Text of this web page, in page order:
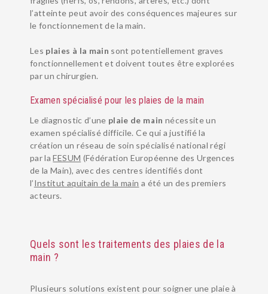
PATHOLOGIES
EQUIPE
URGENCES MAIN
INSTITUT
RÉÉDUCATION ET ORTHÈSE
SUIVI POST-OPÉRATOIRE
l’atteinte peut avoir des conséquences majeures sur
le fonctionnement de la main.
Les plaies à la main sont potentiellement graves
fonctionnellement et doivent toutes être explorées
par un chirurgien.
Examen spécialisé pour les plaies de la main
Le diagnostic d’une plaie de main nécessite un
examen spécialisé difficile. Ce qui a justifié la
création un réseau de soin spécialisé national régi
par laFESUM (Fédération Européenne des Urgences
de la Main), avec des centres identifiés dont
l’Institut aquitain de la main a été un des premiers
acteurs.
Quels sont les traitements des plaies de la
main ?
Plusieurs solutions existent pour soigner une plaie à